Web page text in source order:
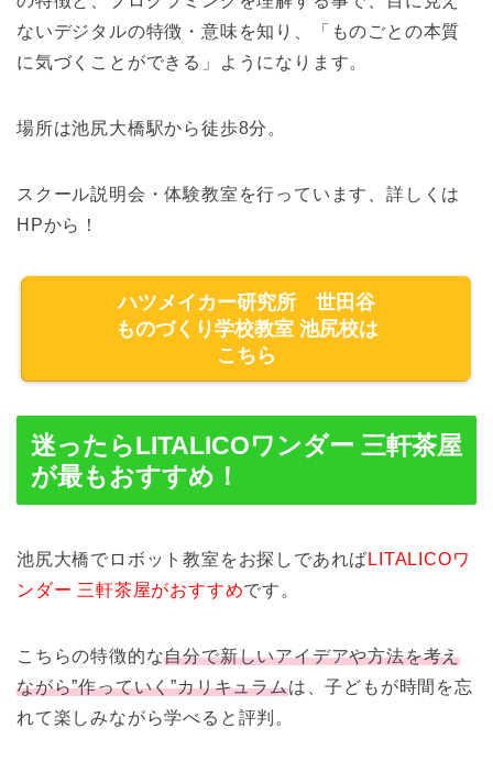
ないデジタルの特徴・意味を知り、「ものごとの本質
に気づくことができる」ようになります。
場所は池尻大橋駅から徒歩8分。
スクール説明会・体験教室を行っています、詳しくは
HPから！
ハツメイカー研究所 世田谷
ものづくり学校教室 池尻校は
こちら
迷ったらLITALICOワンダー 三軒茶屋
が最もおすすめ！
池尻大橋でロボット教室をお探しであれば LITALICOワ
ンダー 三軒茶屋がおすすめです。
こちらの特徴的な自分で新しいアイデアや方法を考え
ながら”作っていく”カリキュラムは、子どもが時間を忘
れて楽しみながら学べると評判。